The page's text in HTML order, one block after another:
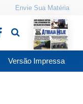
Envie Sua Matéria
Pesquisa
Versão Impressa